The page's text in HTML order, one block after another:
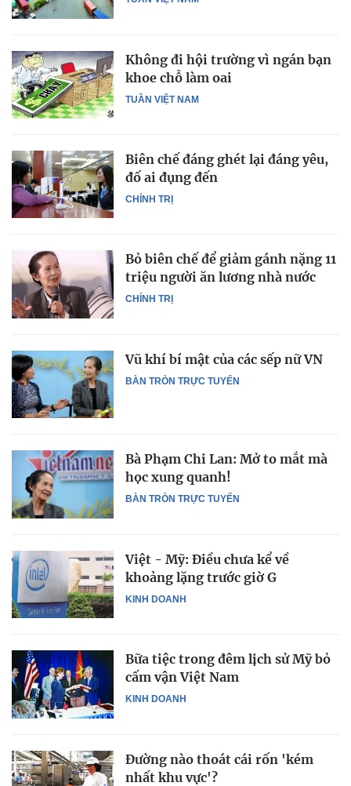
TUẦN VIỆT NAM
Không đi hội trường vì ngán bạn
khoe chỗ làm oai
CHÍNH TRỊ
Biên chế đáng ghét lại đáng yêu,
đố ai đụng đến
CHÍNH TRỊ
Bỏ biên chế để giảm gánh nặng 11
triệu người ăn lương nhà nước
BÀN TRÒN TRỰC TUYẾN
Vũ khí bí mật của các sếp nữ VN
BÀN TRÒN TRỰC TUYẾN
Bà Phạm Chi Lan: Mở to mắt mà
học xung quanh!
KINH DOANH
Việt - Mỹ: Điều chưa kể về
khoảng lặng trước giờ G
KINH DOANH
Bữa tiệc trong đêm lịch sử Mỹ bỏ
cấm vận Việt Nam
Đường nào thoát cái rốn 'kém
nhất khu vực'?